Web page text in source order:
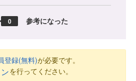
0 参考になった
登録(無料)が必要です。
を行ってください。